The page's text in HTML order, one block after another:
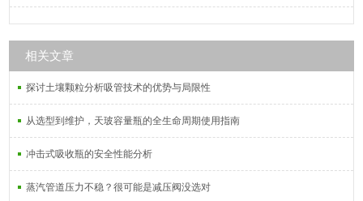
相关文章
探讨土壤颗粒分析吸管技术的优势与局限性
从选型到维护，天玻容量瓶的全生命周期使用指南
冲击式吸收瓶的安全性能分析
蒸汽管道压力不稳？很可能是减压阀没选对